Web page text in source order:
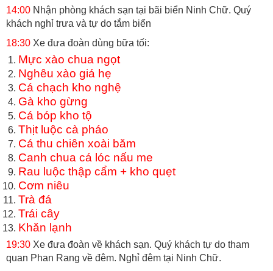
14:00 Nhận phòng khách sạn tại bãi biển Ninh Chữ. Quý
khách nghỉ trưa và tự do tắm biển
18:30 Xe đưa đoàn dùng bữa tối:
Mực xào chua ngọt
Nghêu xào giá hẹ
Cá chạch kho nghệ
Gà kho gừng
Cá bóp kho tộ
Thịt luộc cà pháo
Cá thu chiên xoài băm
Canh chua cá lóc nấu me
Rau luộc thập cẩm + kho quẹt
Cơm niêu
Trà đá
Trái cây
Khăn lạnh
19:30 Xe đưa đoàn về khách sạn. Quý khách tự do tham
quan Phan Rang về đêm. Nghỉ đêm tại Ninh Chữ.